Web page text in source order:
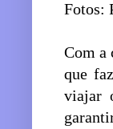
Fotos:
Com a
que
viajar